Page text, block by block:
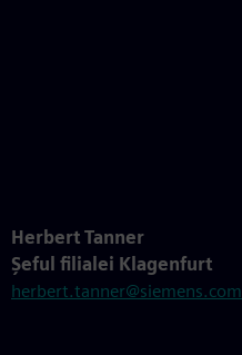
Herbert Tanner
Șeful filialei Klagenfurt
herbert.tanner@siemens.com